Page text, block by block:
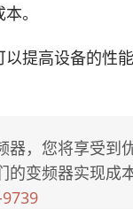
。
提高设备的性
器，您将享受到
的变频器实现成